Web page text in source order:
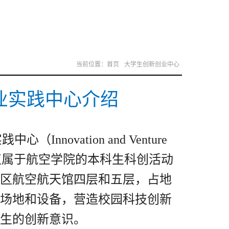
当前位置： 首页 大学生创新创业中心
实践中心介绍
中心（Innovation and Venture
于航空学院的本科生科创活动
航空航天馆四层和五层，占地
地和设备，营造校园科技创新
的创新意识。